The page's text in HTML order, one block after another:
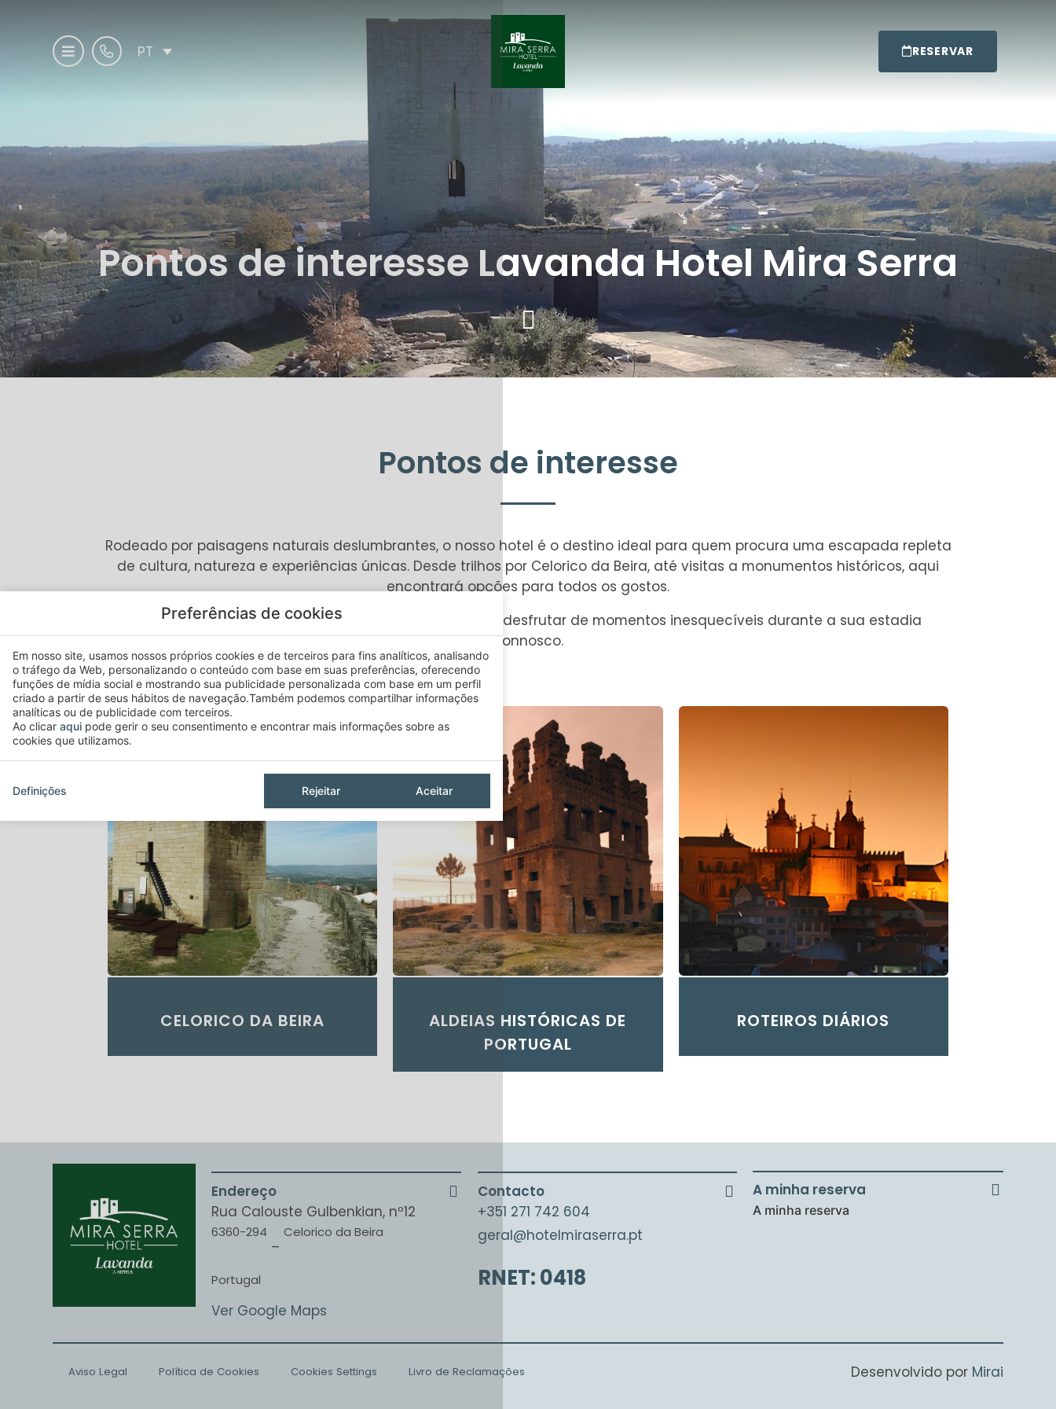
PT RESERVAR
Pontos de interesse Lavanda Hotel Mira Serra
Pontos de interesse
Rodeado por paisagens naturais deslumbrantes, o nosso hotel é o destino ideal para quem procura uma escapada repleta
de cultura, natureza e experiências únicas. Desde trilhos por Celorico da Beira, até visitas a monumentos históricos, aqui
encontrará opções para todos os gostos.
Deixe-nos ajudá-lo a explorar o melhor da região e a desfrutar de momentos inesquecíveis durante a sua estadia
connosco.
CELORICO DA BEIRA
ALDEIAS HISTÓRICAS DE
PORTUGAL
ROTEIROS DIÁRIOS
Endereço
Rua Calouste Gulbenkian, nº12
6360-294
–
Celorico da Beira
Portugal
Ver Google Maps
Contacto
+351 271 742 604
geral@hotelmiraserra.pt
RNET: 0418
A minha reserva
A minha reserva
Aviso Legal Política de Cookies Cookies Settings Livro de Reclamações Desenvolvido por Mirai
Preferências de cookies
Em nosso site, usamos nossos próprios cookies e de terceiros para fins analíticos, analisando
o tráfego da Web, personalizando o conteúdo com base em suas preferências, oferecendo
funções de mídia social e mostrando sua publicidade personalizada com base em um perfil
criado a partir de seus hábitos de navegação.Também podemos compartilhar informações
analíticas ou de publicidade com terceiros.
Ao clicar aqui pode gerir o seu consentimento e encontrar mais informações sobre as
cookies que utilizamos.
Definições Rejeitar Aceitar